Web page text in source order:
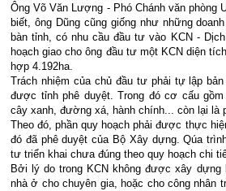
Ông Võ Văn Lượng - Phó Chánh văn phòng
biết, ông Dũng cũng giống như những
bàn tỉnh, có nhu cầu đầu tư vào KCN -
hoạch giao cho ông đầu tư một KCN diện
hợp 4.192ha.
Trách nhiệm của chủ đầu tư phải tự lập
được tỉnh phê duyệt. Trong đó cơ cấu
cây xanh, đường xá, hành chính... còn lại là
Theo đó, phần quy hoạch phải được thực
đó đã phê duyệt của Bộ Xây dựng. Qúa
tư triển khai chưa đúng theo quy hoạch chi
Bởi lý do trong KCN không được xây
nhà ở cho chuyên gia, hoặc cho công nhân